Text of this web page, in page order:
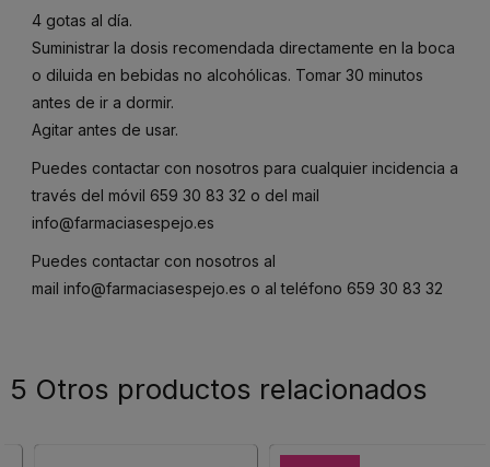
4 gotas al día.
Suministrar la dosis recomendada directamente en la boca
o diluida en bebidas no alcohólicas. Tomar 30 minutos
antes de ir a dormir.
Agitar antes de usar.
Puedes contactar con nosotros para cualquier incidencia a
través del móvil 659 30 83 32 o del mail
info@farmaciasespejo.es
Puedes contactar con nosotros al
mail info@farmaciasespejo.es o al teléfono 659 30 83 32
5 Otros productos relacionados